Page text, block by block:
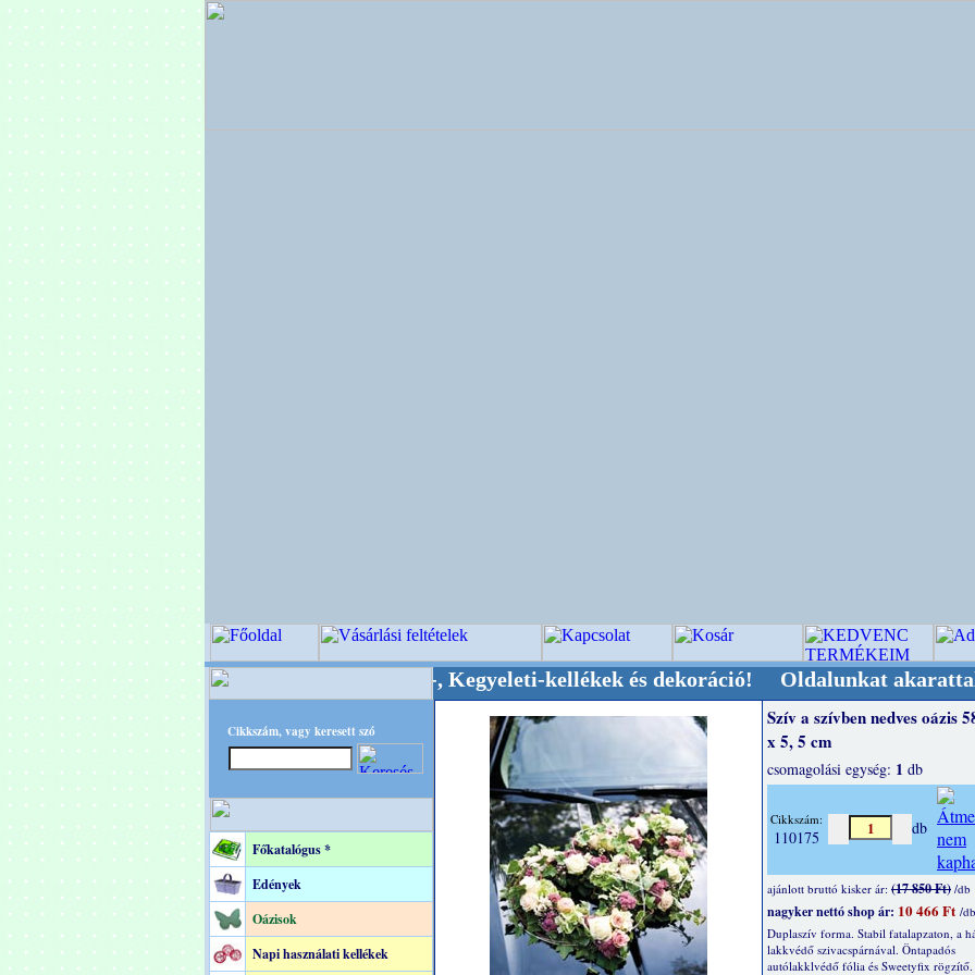
Cikkszám, vagy keresett szó
Főkatalógus *
Edények
Oázisok
Napi használati kellékek
Virágkötészeti-, Esküvői-, Kegyeleti-kellékek és dekoráció! Oldalunkat akarattal tartjuk
Szív a szívben nedves oázis
x 5, 5 cm
csomagolási egység: 1 db
Cikkszám:
110175 db
ajánlott bruttó kisker ár: (17 850 Ft) /db
nagyker nettó shop ár: 10 466 Ft /db
Duplaszív forma. Stabil fatalapzaton, a
lakkvédő szivacspárnával. Öntapadós
autólakklvédő fólia és Sweetyfix rögzítő.